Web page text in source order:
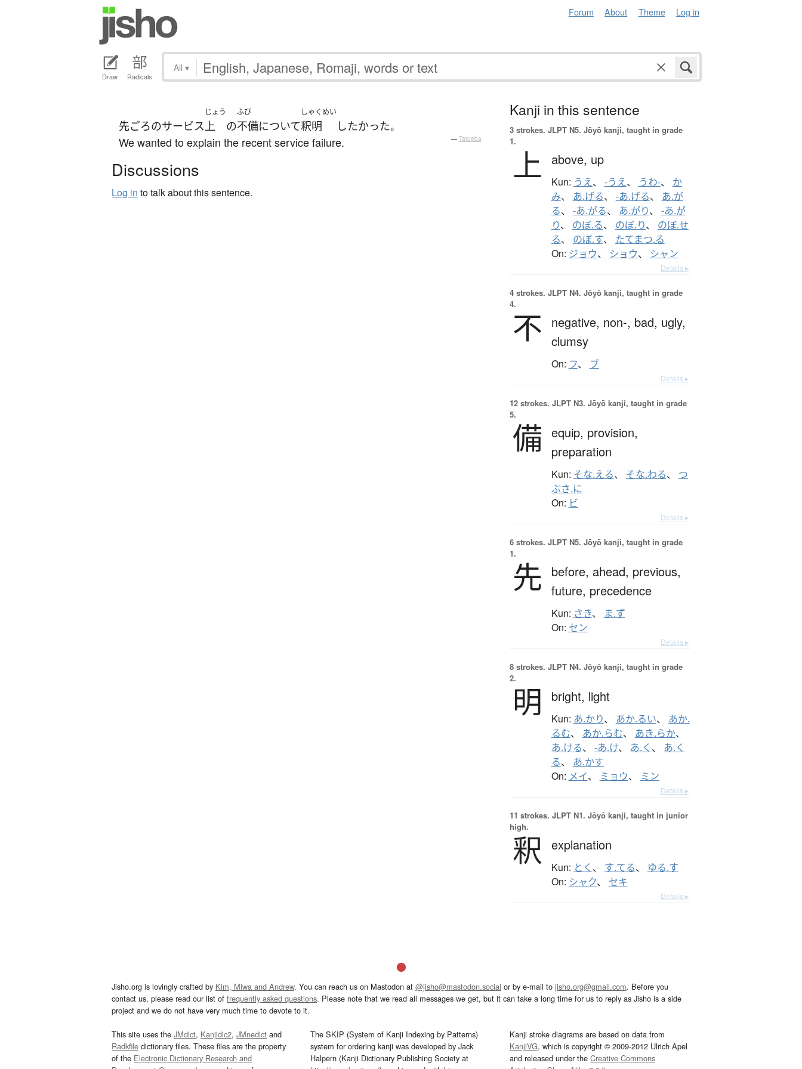
Forum About Theme Log in
Draw Radicals
All ▾
先ごろのサービス
じょう
上 の
ふび
不備について
しゃくめい
釈明 したかった。
We wanted to explain the recent service failure. — Tatoeba
Discussions
Log in to talk about this sentence.
Kanji in this sentence
3 strokes. JLPT N5. Jōyō kanji, taught in grade
1.
上 above, up
Kun: うえ、 -うえ、 うわ-、 か
み、 あ.げる、 -あ.げる、 あ.が
る、 -あ.がる、 あ.がり、 -あ.が
り、 のぼ.る、 のぼ.り、 のぼ.せ
る、 のぼ.す、 たてまつ.る
On: ジョウ、 ショウ、 シャン
Details ▸
4 strokes. JLPT N4. Jōyō kanji, taught in grade
4.
不 negative, non-, bad, ugly,
clumsy
On: フ、 ブ
Details ▸
12 strokes. JLPT N3. Jōyō kanji, taught in grade
5.
備 equip, provision,
preparation
Kun: そな.える、 そな.わる、 つ
ぶさ.に
On: ビ
Details ▸
6 strokes. JLPT N5. Jōyō kanji, taught in grade
1.
先 before, ahead, previous,
future, precedence
Kun: さき、 ま.ず
On: セン
Details ▸
8 strokes. JLPT N4. Jōyō kanji, taught in grade
2.
明 bright, light
Kun: あ.かり、 あか.るい、 あか.
るむ、 あか.らむ、 あき.らか、
あ.ける、 -あ.け、 あ.く 、 あ.く
る、 あ.かす
On: メイ、 ミョウ、 ミン
Details ▸
11 strokes. JLPT N1. Jōyō kanji, taught in junior
high.
釈 explanation
Kun: とく 、 す.てる、 ゆる.す
On: シャク、 セキ
Details ▸
Jisho.org is lovingly crafted by Kim, Miwa and Andrew. You can reach us on Mastodon at @jisho@mastodon.social or by e-mail to jisho.org@gmail.com. Before you
contact us, please read our list of frequently asked questions. Please note that we read all messages we get, but it can take a long time for us to reply as Jisho is a side
project and we do not have very much time to devote to it.
This site uses the JMdict, Kanjidic2, JMnedict and
Radkfile dictionary files. These files are the property
of the Electronic Dictionary Research and
The SKIP (System of Kanji Indexing by Patterns)
system for ordering kanji was developed by Jack
Halpern (Kanji Dictionary Publishing Society at
Kanji stroke diagrams are based on data from
KanjiVG, which is copyright © 2009-2012 Ulrich Apel
and released under the Creative Commons